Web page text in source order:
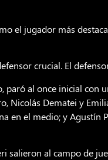
el jugador más
crucial. El
paró al once inicial
Nicolás Dematei y
en el medio; y Agustín
salieron al campo de